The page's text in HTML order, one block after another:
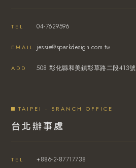
TEL 04-7629596
EMAIL jessie@sparkdesign.com.tw
ADD 508 彰化縣和美鎮彰草路二段413號
TAIPEI · BRANCH OFFICE
台北辦事處
TEL +886-2-87717738